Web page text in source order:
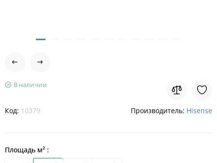
В наличии
Код: 10379 Производитель: Hisense
Площадь м² :